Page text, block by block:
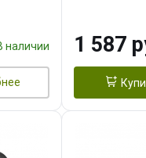
наличии 1 587